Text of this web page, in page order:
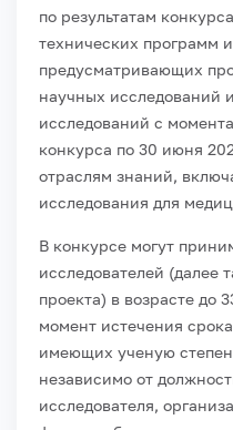
по результатам
технических программ
предусматривающих
научных исследований
исследований с
конкурса по 30 июня
отраслям знаний,
исследования для
В конкурсе могут
исследователей (далее
проекта) в возрасте до
момент истечения
имеющих ученую
независимо от
исследователя,